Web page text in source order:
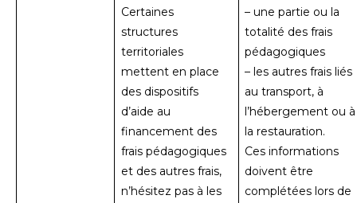
Certaines
structures
territoriales
mettent en place
des dispositifs
d’aide au
financement des
frais pédagogiques
et des autres frais,
n’hésitez pas à les
– une partie ou la
totalité des frais
pédagogiques
– les autres frais liés
au transport, à
l’hébergement ou à
la restauration.
Ces informations
doivent être
complétées lors de